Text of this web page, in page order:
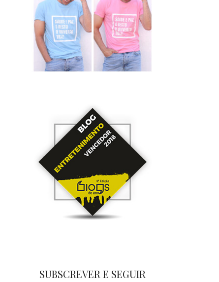
SUBSCREVER E SEGUIR